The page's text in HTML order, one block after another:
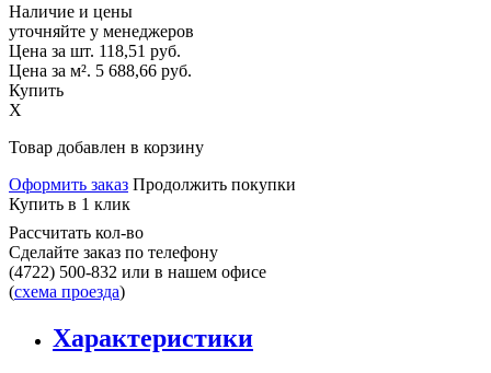
Наличие и цены
уточняйте у менеджеров
Цена за шт. 118,51 руб.
Цена за м². 5 688,66 руб.
Купить
X
Товар добавлен в корзину
Оформить заказ Продолжить покупки
Купить в 1 клик
Рассчитать кол-во
Сделайте заказ по телефону
(4722) 500-832 или в нашем офисе
(схема проезда)
Характеристики